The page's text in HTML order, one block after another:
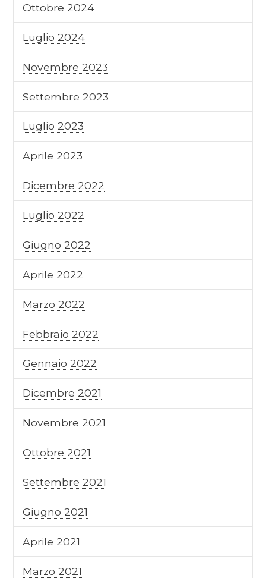
Ottobre 2024
Luglio 2024
Novembre 2023
Settembre 2023
Luglio 2023
Aprile 2023
Dicembre 2022
Luglio 2022
Giugno 2022
Aprile 2022
Marzo 2022
Febbraio 2022
Gennaio 2022
Dicembre 2021
Novembre 2021
Ottobre 2021
Settembre 2021
Giugno 2021
Aprile 2021
Marzo 2021